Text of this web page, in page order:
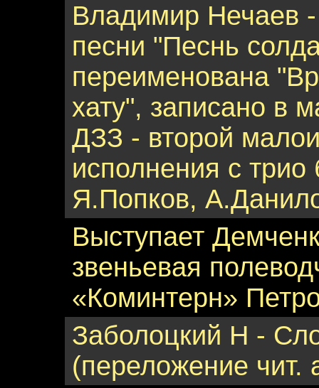
Владимир Нечаев
песни "Песнь
переименована
хату", записано в
ДЗЗ - второй
исполнения с
Я.Попков,
Выступает
звеньевая
«Коминтерн»
Заболоцкий Н -
(переложение чит.